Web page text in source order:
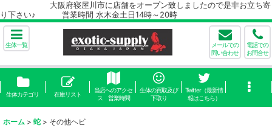
大阪府寝屋川市に店舗をオープン致しましたので是非お立ち寄
り下さい♪ 営業時間 水木金土日14時～20時
生体一覧
メールでの
問い合わせ
電話での
お問合せ
生体カテゴリ 在庫リスト
当店へのアクセ
ス 営業時間
生体の買取及び
下取り
Twitter（最新情
報はこちら）
ホーム > 蛇 > その他ヘビ